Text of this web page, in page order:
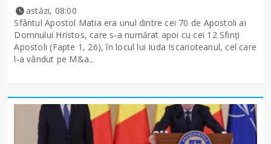
astăzi, 08:00
Sfântul Apostol Matia era unul dintre cei 70 de Apostoli ai
Domnului Hristos, care s-a numărat apoi cu cei 12 Sfinţi
Apostoli (Fapte 1, 26), în locul lui Iuda Iscarioteanul, cel care
l-a vândut pe M&a...